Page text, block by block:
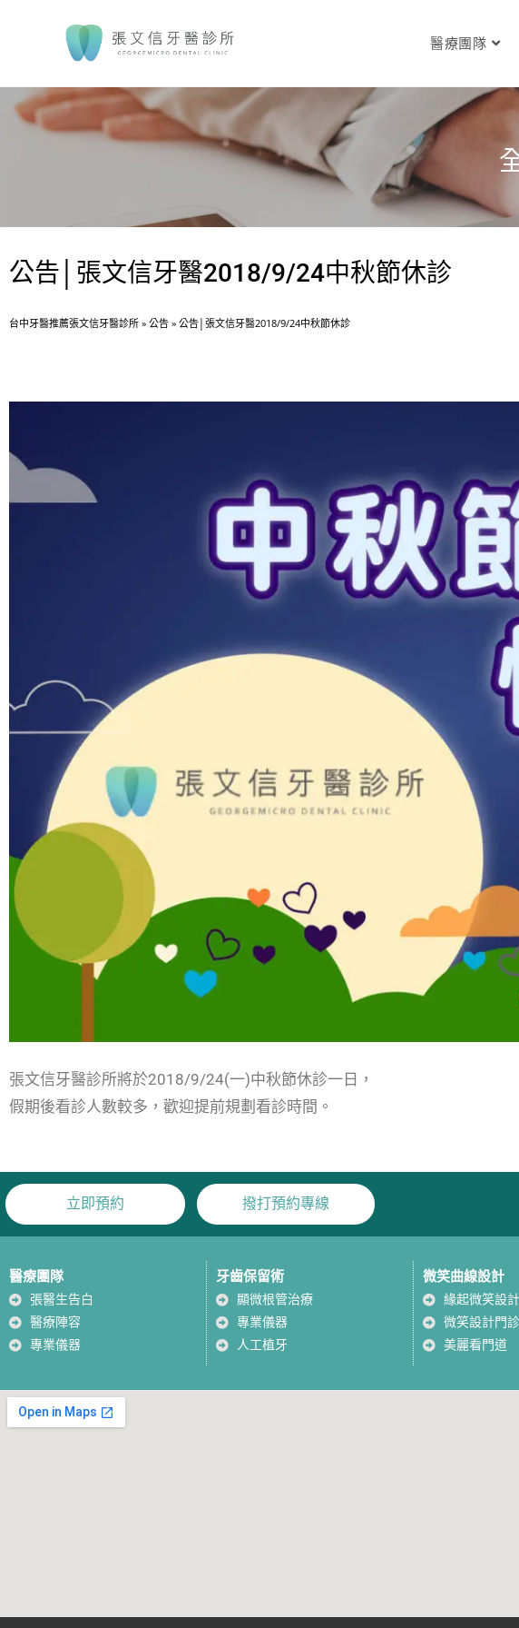
醫療團隊
公告│張文信牙醫2018/9/24中秋節休診
台中牙醫推薦張文信牙醫診所 » 公告 » 公告│張文信牙醫2018/9/24中秋節休診
張文信牙醫診所將於2018/9/24(一)中秋節休診一日，
假期後看診人數較多，歡迎提前規劃看診時間。
立即預約 撥打預約專線
醫療團隊
張醫生告白
醫療陣容
專業儀器
牙齒保留術
顯微根管治療
專業儀器
人工植牙
微笑曲線設計
緣起微笑設計
微笑設計門診
美麗看門道